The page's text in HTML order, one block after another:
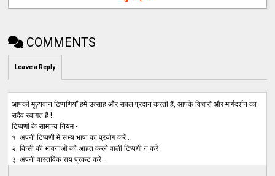
COMMENTS
Leave a Reply
आपकी मूल्यवान टिप्पणियाँ हमें उत्साह और सबल प्रदान करती हैं, आपके विचारों और मार्गदर्शन का
सदैव स्वागत है !
टिप्पणी के सामान्य नियम -
१. अपनी टिप्पणी में सभ्य भाषा का प्रयोग करें .
२. किसी की भावनाओं को आहत करने वाली टिप्पणी न करें .
३. अपनी वास्तविक राय प्रकट करें .